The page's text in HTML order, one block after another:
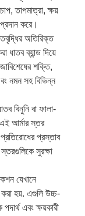
তাপমাত্রা, ক্ষয়
করে।
অতিরিক্ত
ধাতব ব্যান্ড দিয়ে
শক্তি,
নমন সহ বিভিন্ন
বিনুনি বা ফালা-
এই আর্মার স্তর
প্রস্তাব
সুরক্ষা
যেখানে
করা হয়. এগুলি উচ্চ-
এবং ক্ষয়কারী